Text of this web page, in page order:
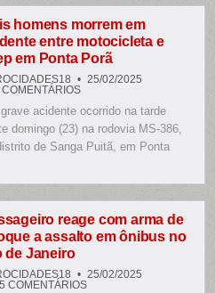
homens morrem em
entre motocicleta e
em Ponta Porã
25/02/2025
COMENTÁRIOSEM
HOMENS
MORREM
EM
ACIDENTE
ENTRE
JEEP
PORÃ
acidente ocorrido na tarde
domingo (23) na rodovia MS-386,
de Sanga Puitã, em Ponta
reage com arma de
a assalto em ônibus no
de Janeiro
25/02/2025
COMENTÁRIOSEM